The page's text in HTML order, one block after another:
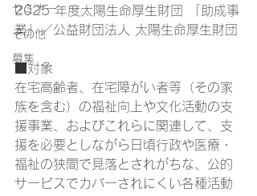
セミナー
その他
募集
2025 年度太陽生命厚生財団 「助成事
業」／公益財団法人 太陽生命厚生財団
■対象
在宅高齢者、在宅障がい者等（その家
族を含む）の福祉向上や文化活動の支
援事業、およびこれらに関連して、支
援を必要としながら日頃行政や医療・
福祉の狭間で見落とされがちな、公的
サービスでカバーされにくい各種活動